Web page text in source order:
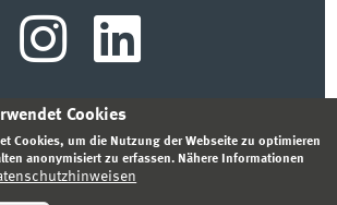
ANMELDEN
IMPRESSUM
Cookies
Cookies, um die Nutzung der Webseite zu optimieren
anonymisiert zu erfassen. Nähere Informationen